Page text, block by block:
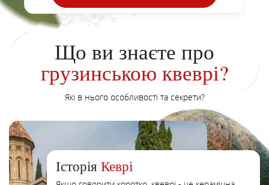
Що ви знаєте про
грузинською квеврі?
Які в нього особливості та секрети?
Історія Кеврі